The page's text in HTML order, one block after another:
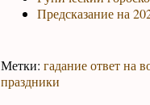
Предсказание на
Метки: гадание ответ на
праздники